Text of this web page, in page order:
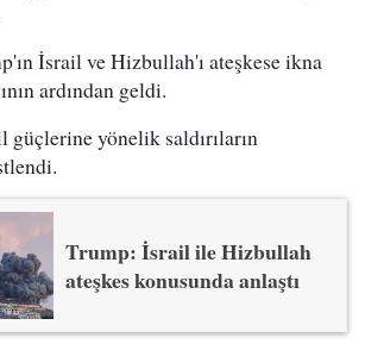
İsrail ve Hizbullah'ı ateşkese ikna
ardından geldi.
yönelik saldırıların
Trump: İsrail ile Hizbullah
ateşkes konusunda anlaştı